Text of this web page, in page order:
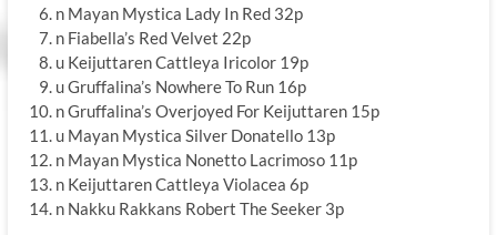
n Mayan Mystica Lady In Red 32p
n Fiabella’s Red Velvet 22p
u Keijuttaren Cattleya Iricolor 19p
u Gruffalina’s Nowhere To Run 16p
n Gruffalina’s Overjoyed For Keijuttaren 15p
u Mayan Mystica Silver Donatello 13p
n Mayan Mystica Nonetto Lacrimoso 11p
n Keijuttaren Cattleya Violacea 6p
n Nakku Rakkans Robert The Seeker 3p